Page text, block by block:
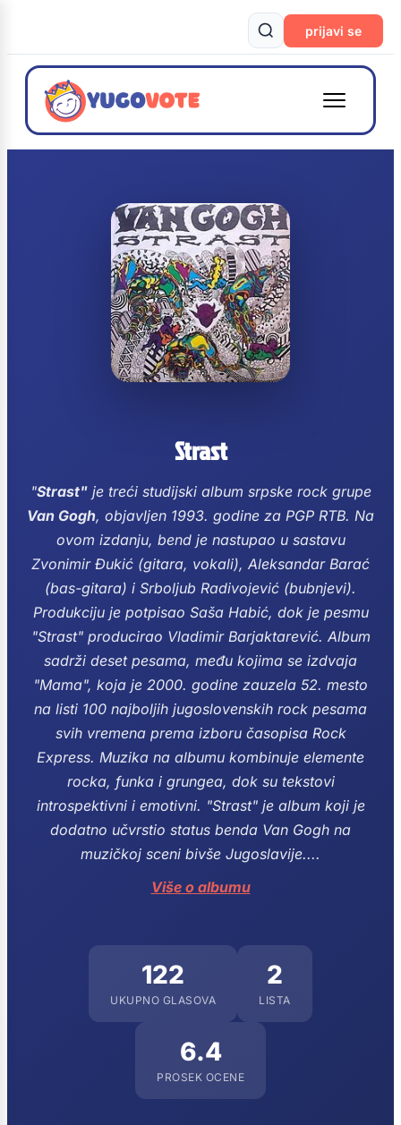
prijavi se
Strast
"Strast" je treći studijski album srpske rock grupe
Van Gogh, objavljen 1993. godine za PGP RTB. Na
ovom izdanju, bend je nastupao u sastavu
Zvonimir Đukić (gitara, vokali), Aleksandar Barać
(bas-gitara) i Srboljub Radivojević (bubnjevi).
Produkciju je potpisao Saša Habić, dok je pesmu
"Strast" producirao Vladimir Barjaktarević. Album
sadrži deset pesama, među kojima se izdvaja
"Mama", koja je 2000. godine zauzela 52. mesto
na listi 100 najboljih jugoslovenskih rock pesama
svih vremena prema izboru časopisa Rock
Express. Muzika na albumu kombinuje elemente
rocka, funka i grungea, dok su tekstovi
introspektivni i emotivni. "Strast" je album koji je
dodatno učvrstio status benda Van Gogh na
muzičkoj sceni bivše Jugoslavije....
Više o albumu
122
UKUPNO GLASOVA
2
LISTA
6.4
PROSEK OCENE